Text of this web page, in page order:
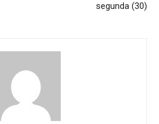
segunda (30)